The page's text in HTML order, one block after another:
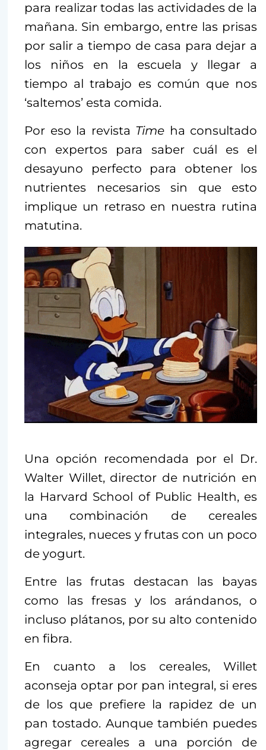
para realizar todas las actividades de la
mañana. Sin embargo, entre las prisas
por salir a tiempo de casa para dejar a
los niños en la escuela y llegar a
tiempo al trabajo es común que nos
‘saltemos’ esta comida.
Por eso la revista Time ha consultado
con expertos para saber cuál es el
desayuno perfecto para obtener los
nutrientes necesarios sin que esto
implique un retraso en nuestra rutina
matutina.
Una opción recomendada por el Dr.
Walter Willet, director de nutrición en
la Harvard School of Public Health, es
una combinación de cereales
integrales, nueces y frutas con un poco
de yogurt.
Entre las frutas destacan las bayas
como las fresas y los arándanos, o
incluso plátanos, por su alto contenido
en fibra.
En cuanto a los cereales, Willet
aconseja optar por pan integral, si eres
de los que prefiere la rapidez de un
pan tostado. Aunque también puedes
agregar cereales a una porción de